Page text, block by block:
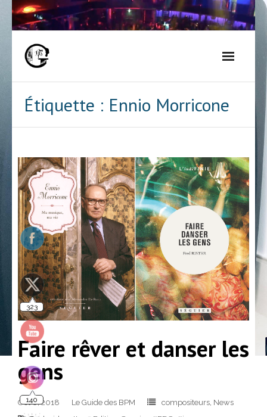
Skip
to
Étiquette : Ennio Morricone
Faire rêver et danser les
gens
Oct 6, 2018 Le Guide des BPM compositeurs, News
323
140